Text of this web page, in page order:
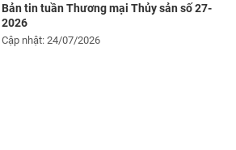
Bản tin tuần Thương mại Thủy sản số 27-
2026
Cập nhật: 24/07/2026